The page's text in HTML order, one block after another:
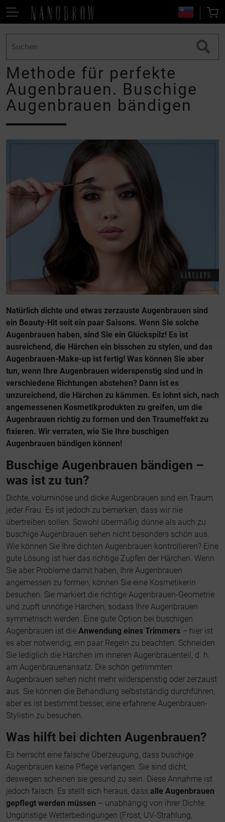
Methode für perfekte
Augenbrauen. Buschige
Augenbrauen bändigen
Natürlich dichte und etwas zerzauste Augenbrauen sind
ein Beauty-Hit seit ein paar Saisons. Wenn Sie solche
Augenbrauen haben, sind Sie ein Glückspilz! Es ist
ausreichend, die Härchen ein bisschen zu stylen, und das
Augenbrauen-Make-up ist fertig! Was können Sie aber
tun, wenn Ihre Augenbrauen widerspenstig sind und in
verschiedene Richtungen abstehen? Dann ist es
unzureichend, die Härchen zu kämmen. Es lohnt sich, nach
angemessenen Kosmetikprodukten zu greifen, um die
Augenbrauen richtig zu formen und den Traumeffekt zu
fixieren. Wir verraten, wie Sie Ihre buschigen
Augenbrauen bändigen können!
Buschige Augenbrauen bändigen –
was ist zu tun?
Dichte, voluminöse und dicke Augenbrauen sind ein Traum
jeder Frau. Es ist jedoch zu bemerken, dass wir nie
übertreiben sollen. Sowohl übermäßig dünne als auch zu
buschige Augenbrauen sehen nicht besonders schön aus.
Wie können Sie Ihre dichten Augenbrauen kontrollieren? Eine
gute Lösung ist hier das richtige Zupfen der Härchen. Wenn
Sie aber Probleme damit haben, Ihre Augenbrauen
angemessen zu formen, können Sie eine Kosmetikerin
besuchen. Sie markiert die richtige Augenbrauen-Geometrie
und zupft unnötige Härchen, sodass Ihre Augenbrauen
symmetrisch werden. Eine gute Option bei buschigen
Augenbrauen ist die Anwendung eines Trimmers – hier ist
es aber notwendig, ein paar Regeln zu beachten. Schneiden
Sie lediglich die Härchen im inneren Augenbrauenteil, d. h.
am Augenbrauenansatz. Die schön getrimmten
Augenbrauen sehen nicht mehr widerspenstig oder zerzaust
aus. Sie können die Behandlung selbstständig durchführen,
aber es ist bestimmt besser, eine erfahrene Augenbrauen-
Stylistin zu besuchen.
Was hilft bei dichten Augenbrauen?
Es herrscht eine falsche Überzeugung, dass buschige
Augenbrauen keine Pflege verlangen. Sie sind dicht,
deswegen scheinen sie gesund zu sein. Diese Annahme ist
jedoch falsch. Es stellt sich heraus, dass alle Augenbrauen
gepflegt werden müssen – unabhängig von ihrer Dichte.
Ungünstige Wetterbedingungen (Frost, UV-Strahlung,